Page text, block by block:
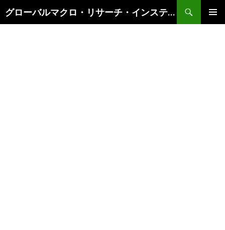
グローバルマクロ・リサーチ・インスティテュート
索